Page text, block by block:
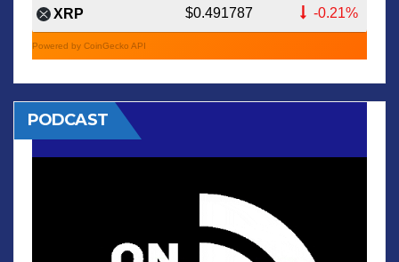
XRP $0.491787 -0.21%
Powered by CoinGecko API
PODCAST